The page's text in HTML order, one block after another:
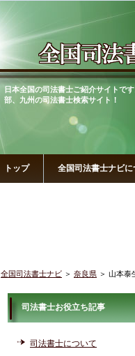
日本全国の司法書士ご紹介サイトで
部、九州の司法書士検索サイト！
トップ 全国司法書士ナビに
全国司法書士ナビ ＞ 奈良県 ＞ 山本泰
司法書士お役立ち記事
司法書士について